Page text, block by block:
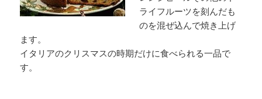
ライフルーツを刻んだも
のを混ぜ込んで焼き上げ
ます。
イタリアのクリスマスの時期だけに食べられる一品で
す。